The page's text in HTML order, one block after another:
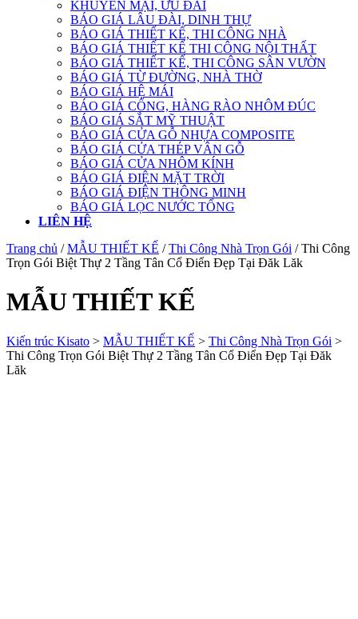
KHUYẾN MẠI, ƯU ĐÃI
BÁO GIÁ LÂU ĐÀI, DINH THỰ
BÁO GIÁ THIẾT KẾ, THI CÔNG NHÀ
BÁO GIÁ THIẾT KẾ THI CÔNG NỘI THẤT
BÁO GIÁ THIẾT KẾ, THI CÔNG SÂN VƯỜN
BÁO GIÁ TỪ ĐƯỜNG, NHÀ THỜ
BÁO GIÁ HỆ MÁI
BÁO GIÁ CỔNG, HÀNG RÀO NHÔM ĐÚC
BÁO GIÁ SẮT MỸ THUẬT
BÁO GIÁ CỬA GỖ NHỰA COMPOSITE
BÁO GIÁ CỬA THÉP VÂN GỖ
BÁO GIÁ CỬA NHÔM KÍNH
BÁO GIÁ ĐIỆN MẶT TRỜI
BÁO GIÁ ĐIỆN THÔNG MINH
BÁO GIÁ LỌC NƯỚC TỔNG
LIÊN HỆ
Trang chủ /MẪU THIẾT KẾ /Thi Công Nhà Trọn Gói / Thi Công
Trọn Gói Biệt Thự 2 Tầng Tân Cổ Điển Đẹp Tại Đăk Lăk
MẪU THIẾT KẾ
Kiến trúc Kisato > MẪU THIẾT KẾ > Thi Công Nhà Trọn Gói >
Thi Công Trọn Gói Biệt Thự 2 Tầng Tân Cổ Điển Đẹp Tại Đăk
Lăk